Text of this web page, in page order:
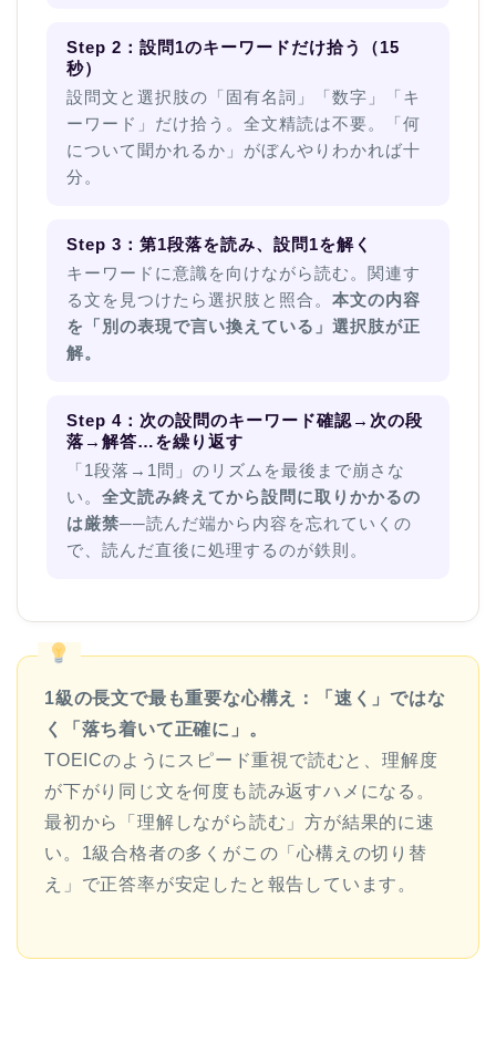
Step 2：設問1のキーワードだけ拾う（15
秒）
設問文と選択肢の「固有名詞」「数字」「キ
ーワード」だけ拾う。全文精読は不要。「何
について聞かれるか」がぼんやりわかれば十
分。
Step 3：第1段落を読み、設問1を解く
キーワードに意識を向けながら読む。関連す
る文を見つけたら選択肢と照合。 本文の内容
を「別の表現で言い換えている」選択肢が正
解。
Step 4：次の設問のキーワード確認→次の段
落→解答…を繰り返す
「1段落→1問」のリズムを最後まで崩さな
い。 全文読み終えてから設問に取りかかるの
は厳禁──読んだ端から内容を忘れていくの
で、読んだ直後に処理するのが鉄則。
1級の長文で最も重要な心構え：「速く」ではな
く「落ち着いて正確に」。
TOEICのようにスピード重視で読むと、理解度
が下がり同じ文を何度も読み返すハメになる。
最初から「理解しながら読む」方が結果的に速
い。1級合格者の多くがこの「心構えの切り替
え」で正答率が安定したと報告しています。